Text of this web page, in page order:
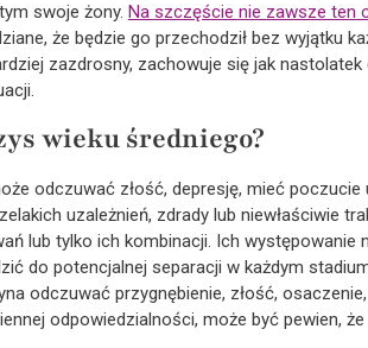
swoje żony. Na szczęście nie zawsze ten
że będzie go przechodził bez wyjątku
zazdrosny, zachowuje się jak
wieku średniego?
odczuwać złość, depresję, mieć
uzależnień, zdrady lub niewłaściwie
lub tylko ich kombinacji. Ich występowanie
do potencjalnej separacji w każdym
odczuwać przygnębienie, złość,
odpowiedzialności, może być pewien,